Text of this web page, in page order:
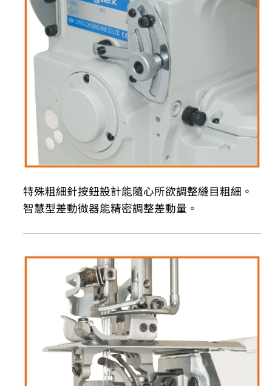
特殊粗細針按鈕設計能隨心所欲調整縫目粗細。
智慧型差動微器能精密調整差動量。